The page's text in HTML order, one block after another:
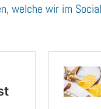
welche wir im